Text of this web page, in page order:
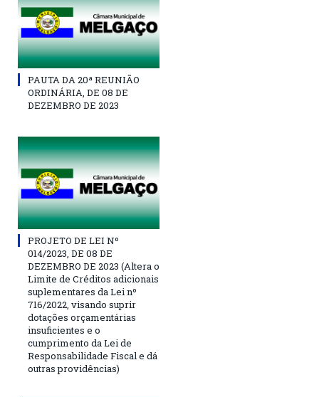
PAUTA DA 20ª REUNIÃO
ORDINÁRIA, DE 08 DE
DEZEMBRO DE 2023
PROJETO DE LEI Nº
014/2023, DE 08 DE
DEZEMBRO DE 2023 (Altera o
Limite de Créditos adicionais
suplementares da Lei nº
716/2022, visando suprir
dotações orçamentárias
insuficientes e o
cumprimento da Lei de
Responsabilidade Fiscal e dá
outras providências)